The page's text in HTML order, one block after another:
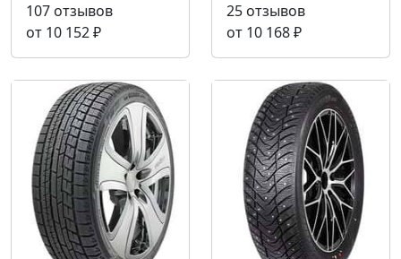
107 отзывов
от 10 152 ₽
25 отзывов
от 10 168 ₽